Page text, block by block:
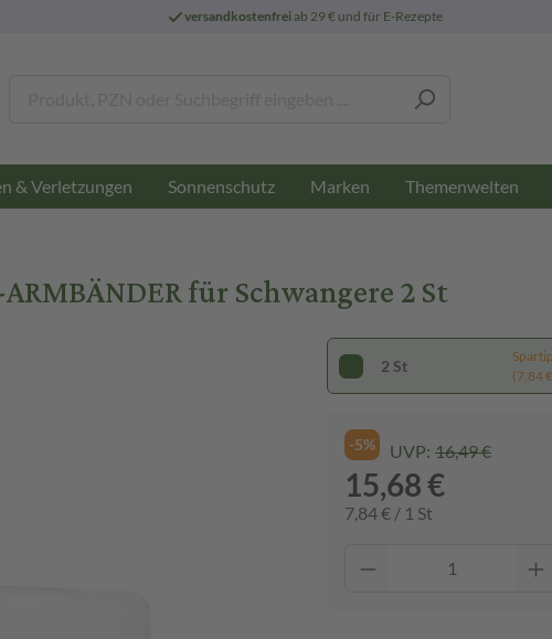
versandkostenfreiab 29 € und für E-Rezepte
& Verletzungen Sonnenschutz Marken Themenwelten
für Schwangere 2 St
2 St
(7,84
-5% UVP: 16,49 €
15,68 €
7,84 € / 1 St